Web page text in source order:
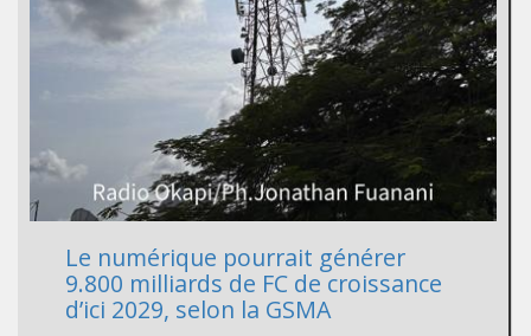
Le numérique pourrait générer
9.800 milliards de FC de croissance
d’ici 2029, selon la GSMA